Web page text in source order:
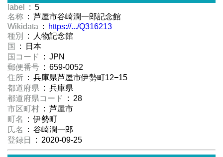
label
: 5
名称 : 芦屋市谷崎潤一郎記念館
Wikidata :
https://.../Q316213
種別
: 人物記念館
国
: 日本
国コード
: JPN
郵便番号 : 659-0052
住所 : 兵庫県芦屋市伊勢町12−15
都道府県 : 兵庫県
都道府県コード
: 28
市区町村 : 芦屋市
町名
: 伊勢町
氏名
: 谷崎潤一郎
登録日
: 2020-09-25